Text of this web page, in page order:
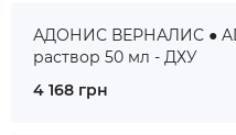
АДОНИС ВЕРНАЛИС ●
раствор 50 мл - ДХУ
4 168 грн